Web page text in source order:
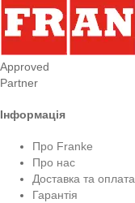
Approved
Partner
Інформація
Про Franke
Про нас
Доставка та оплата
Гарантія